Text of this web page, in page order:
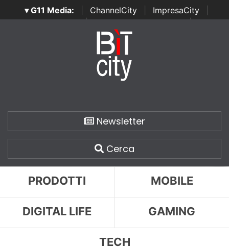
▾ G11 Media: ChannelCity ImpresaCity
SecurityOpenLab | Italian Channel Awards | Italian
Italian Security Awards
Newsletter
Cerca
PRODOTTI MOBILE
DIGITAL LIFE GAMING
TECH